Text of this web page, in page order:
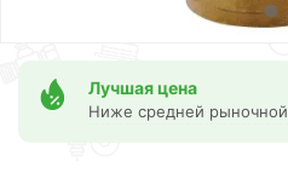
Лучшая цена
Ниже средней рыночной